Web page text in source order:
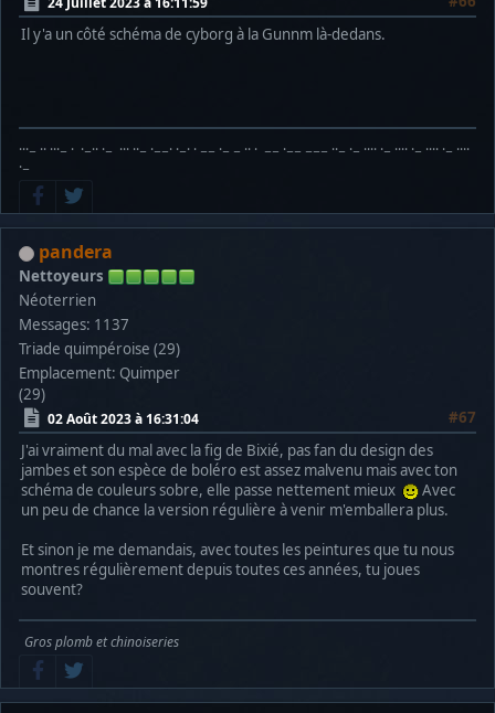
Il y'a un côté schéma de cyborg à la Gunnm là-dedans.
···− ·· ···− · ·−·· ·− ··· ··− ·−−· ·−· · −− ·− − ·· · −− ·−− −−− ··− ·− ···· ·− ···· ·− ···· ·− ····
·−
pandera
Nettoyeurs
Néoterrien
Messages: 1137
Triade quimpéroise (29)
Emplacement: Quimper
(29)
02 Août 2023 à 16:31:04
#67
J'ai vraiment du mal avec la fig de Bixié, pas fan du design des
jambes et son espèce de boléro est assez malvenu mais avec ton
schéma de couleurs sobre, elle passe nettement mieux
Avec
un peu de chance la version régulière à venir m'emballera plus.
Et sinon je me demandais, avec toutes les peintures que tu nous
montres régulièrement depuis toutes ces années, tu joues
souvent?
Gros plomb et chinoiseries